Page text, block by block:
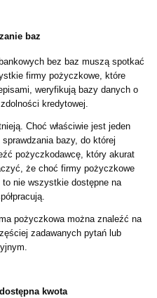
baz
bez baz muszą spotkać
firmy pożyczkowe, które
weryfikują bazy danych o
kredytowej.
Choć właściwie jest jeden
bazy, do której
pożyczkodawcę, który akurat
że choć firmy pożyczkowe
to nie wszystkie dostępne na
pożyczkowa można znaleźć na
zadawanych pytań lub
kwota